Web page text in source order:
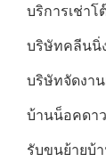
บริการเช่าโ
บริษัทคลีนนิ่
บริษัทจัดงาน
บ้านน็อคดา
รับขนย้ายบ้